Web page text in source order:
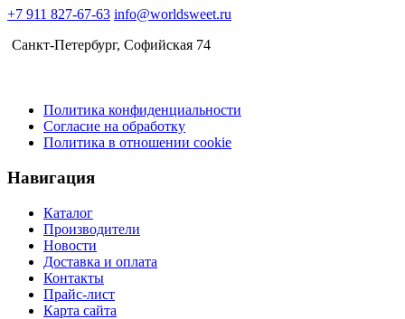
+7 911 827-67-63 info@worldsweet.ru
Санкт-Петербург​, Софийская 74
Политика конфиденциальности
Согласие на обработку
Политика в отношении cookie
Навигация
Каталог
Производители
Новости
Доставка и оплата
Контакты
Прайс-лист
Карта сайта